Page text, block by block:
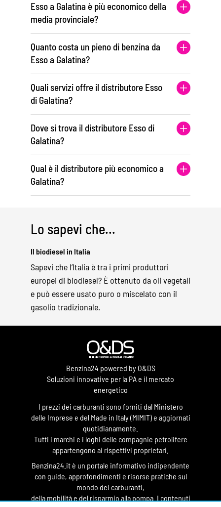
Esso a Galatina è più economico della
media provinciale?
Quanto costa un pieno di benzina da
Esso a Galatina?
Quali servizi offre il distributore Esso
di Galatina?
Dove si trova il distributore Esso di
Galatina?
Qual è il distributore più economico a
Galatina?
Lo sapevi che...
Il biodiesel in Italia
Sapevi che l’Italia è tra i primi produttori
europei di biodiesel? È ottenuto da oli vegetali
e può essere usato puro o miscelato con il
gasolio tradizionale.
Benzina24 powered by O&DS
Soluzioni innovative per la PA e il mercato
energetico
I prezzi dei carburanti sono forniti dal Ministero
delle Imprese e del Made in Italy (MIMIT) e aggiornati
quotidianamente.
Tutti i marchi e i loghi delle compagnie petrolifere
appartengono ai rispettivi proprietari.
Benzina24.it è un portale informativo indipendente
con guide, approfondimenti e risorse pratiche sul
mondo dei carburanti,
della mobilità e del risparmio alla pompa. I contenuti